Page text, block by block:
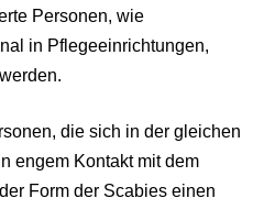
Personen, wie
in Pflegeeinrichtungen,
die sich in der gleichen
engem Kontakt mit dem
Form der Scabies einen